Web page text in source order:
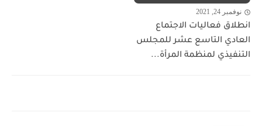
نوفمبر 24, 2021
انطلاق فعاليات الاجتماع
العادي التاسع عشر للمجلس
التنفيذي لمنظمة المرأة...